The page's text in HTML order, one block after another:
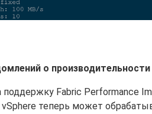
о производительности
поддержку Fabric Performance
теперь может